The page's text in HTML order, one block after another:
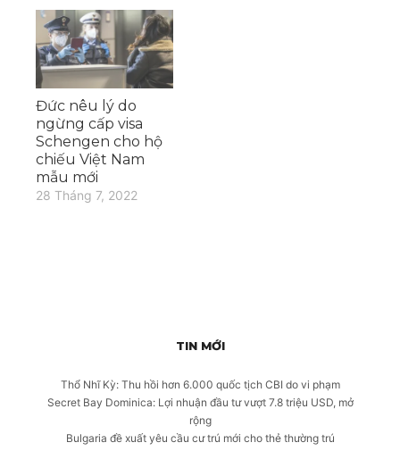
Đức nêu lý do
ngừng cấp visa
Schengen cho hộ
chiếu Việt Nam
mẫu mới
28 Tháng 7, 2022
TIN MỚI
Thổ Nhĩ Kỳ: Thu hồi hơn 6.000 quốc tịch CBI do vi phạm
Secret Bay Dominica: Lợi nhuận đầu tư vượt 7.8 triệu USD, mở
rộng
Bulgaria đề xuất yêu cầu cư trú mới cho thẻ thường trú